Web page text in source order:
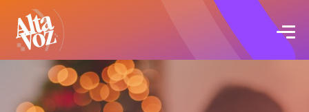
Click acá para ir directamente al contenido
Proyectos